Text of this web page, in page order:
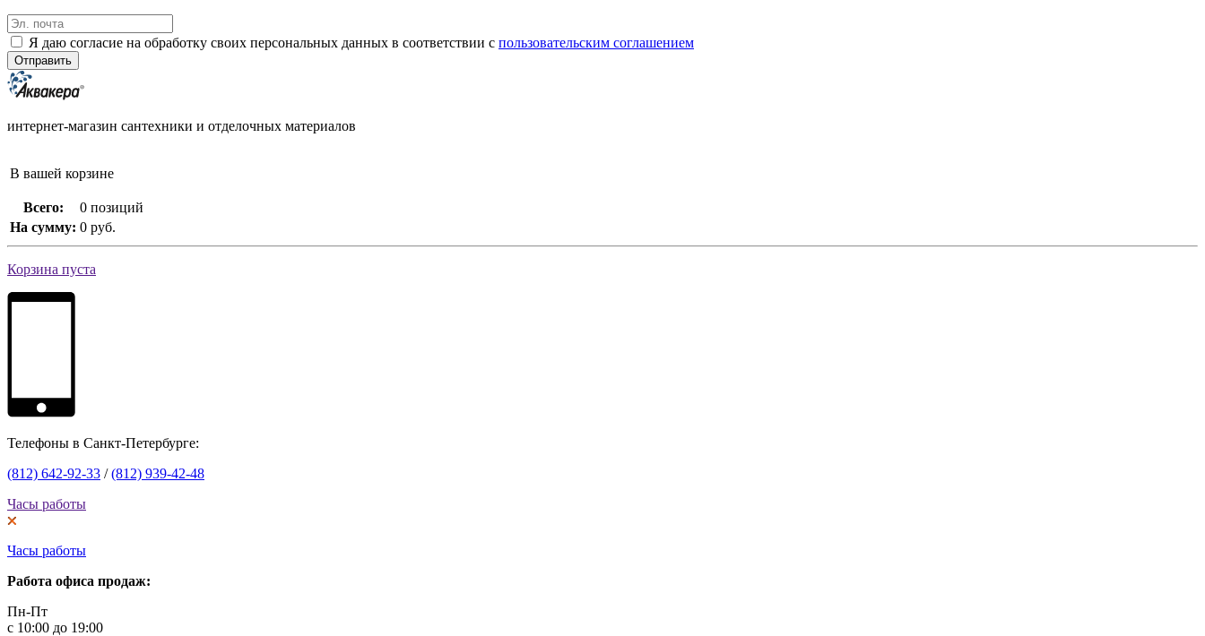
Я даю согласие на обработку своих персональных данных в соответствии с пользовательским соглашением
интернет-магазин сантехники и отделочных материалов
В вашей корзине
Всего:
0 позиций
На сумму: 0 руб.
Корзина пуста
Телефоны в Санкт-Петербурге:
(812) 642-92-33 /(812) 939-42-48
Часы работы
Часы работы
Работа офиса продаж:
Пн-Пт
с 10:00 до 19:00